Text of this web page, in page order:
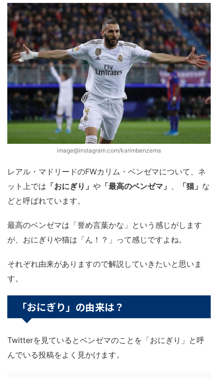
image@instagram.com/karimbenzema
レアル・マドリードのFWカリム・ベンゼマについて、ネ
ット上では 「おにぎり」 や 「最高のベンゼマ」 、 「猫」 な
どと呼ばれています。
最高のベンゼマは「誉め言葉かな」という感じがします
が、おにぎりや猫は「ん！？」って感じですよね。
それぞれ由来がありますので解説していきたいと思いま
す。
「おにぎり」の由来は？
Twitterを見ているとベンゼマのことを「おにぎり」と呼
んでいる投稿をよく見かけます。